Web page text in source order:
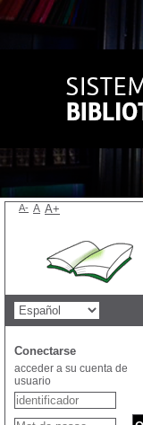
A- A A+
Conectarse
acceder a su cuenta de
usuario